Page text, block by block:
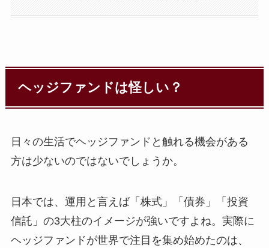
ヘッジファンドは怪しい？
日々の生活でヘッジファンドと触れる機会がある
方は少ないのではないでしょうか。
日本では、運用と言えば「株式」「債券」「投資
信託」の3大柱のイメージが強いですよね。実際に
ヘッジファンドが世界で注目を集め始めたのは、